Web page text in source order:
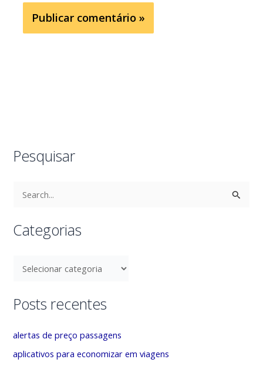
Pesquisar
s
a
p
o
Categorias
t
g
Posts recentes
alertas de preço passagens
aplicativos para economizar em viagens